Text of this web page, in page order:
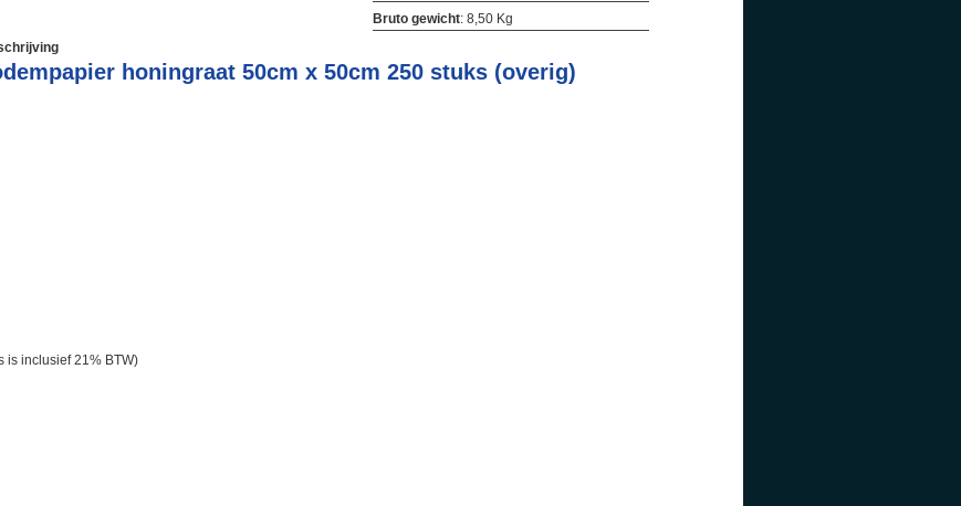
Bruto gewicht: 8,50 Kg
honingraat 50cm x 50cm 250 stuks (overig)
is inclusief 21% BTW)